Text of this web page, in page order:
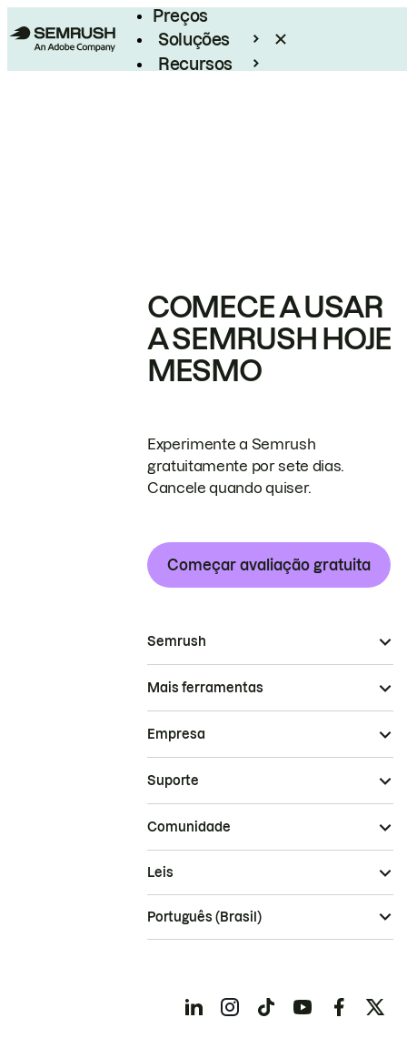
Preços
Soluções
Recursos
COMECE A USAR
A SEMRUSH HOJE
MESMO
Experimente a Semrush
gratuitamente por sete dias.
Cancele quando quiser.
Começar avaliação gratuita
Semrush
Mais ferramentas
Empresa
Suporte
Comunidade
Leis
Português (Brasil)